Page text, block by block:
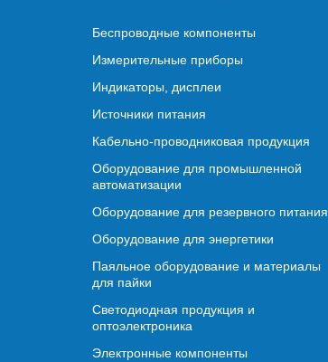
Беспроводные компоненты
Измерительные приборы
Индикаторы, дисплеи
Источники питания
Кабельно-проводниковая продукция
Оборудование для промышленной
автоматизации
Оборудование для резервного питания
Оборудование для энергетики
Паяльное оборудование и материалы
для пайки
Светодиодная продукция и
оптоэлектроника
Электронные компоненты